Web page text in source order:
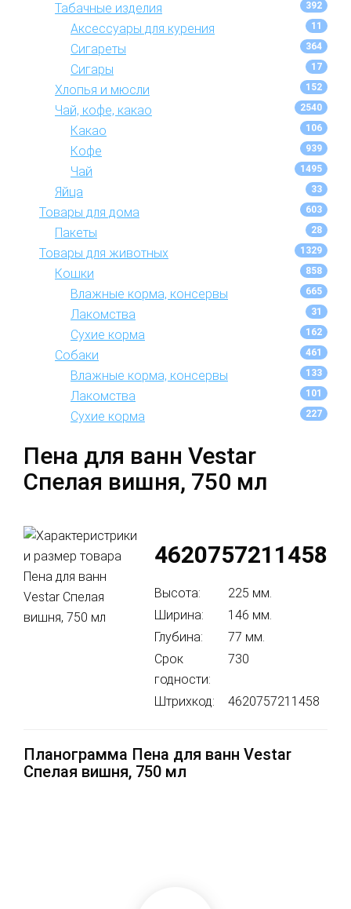
Табачные изделия 392
Аксессуары для курения 11
Сигареты 364
Сигары 17
Хлопья и мюсли 152
Чай, кофе, какао 2540
Какао 106
Кофе 939
Чай 1495
Яйца 33
Товары для дома 603
Пакеты 28
Товары для животных 1329
Кошки 858
Влажные корма, консервы 665
Лакомства 31
Сухие корма 162
Собаки 461
Влажные корма, консервы 133
Лакомства 101
Сухие корма 227
Пена для ванн Vestar
Спелая вишня, 750 мл
4620757211458
Высота:
225 мм.
Ширина:
146 мм.
Глубина:
77 мм.
Срок
годности:
730
Штрихкод: 4620757211458
Планограмма Пена для ванн Vestar
Спелая вишня, 750 мл